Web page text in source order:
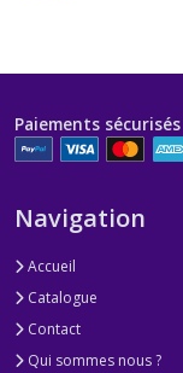
Paiements sécurisés
Navigation
Accueil
Catalogue
Contact
Qui sommes nous ?